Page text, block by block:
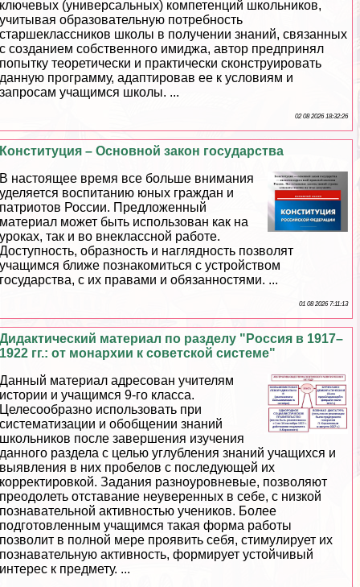
ключевых (универсальных) компетенций школьников,
учитывая образовательную потребность
старшеклассников школы в получении знаний, связанных
с созданием собственного имиджа, автор предпринял
попытку теоретически и пpaктически сконструировать
данную программу, адаптировав ее к условиям и
запросам учащимся школы. ...
02 08 2026 18:32:26
Конституция – Основной закон государства
В настоящее время все больше внимания
уделяется воспитанию юных граждан и
патриотов России. Предложенный
материал может быть использован как на
уроках, так и во внеклассной работе.
Доступность, образность и наглядность позволят
учащимся ближе познакомиться с устройством
государства, с их правами и обязанностями. ...
01 08 2026 7:11:13
Дидактический материал по разделу "Россия в 1917–
1922 гг.: от монархии к советской системе"
Данный материал адресован учителям
истории и учащимся 9-го класса.
Целесообразно использовать при
систематизации и обобщении знаний
школьников после завершения изучения
данного раздела с целью углубления знаний учащихся и
выявления в них пробелов с последующей их
корректировкой. Задания разноуровневые, позволяют
преодолеть отставание неуверенных в себе, с низкой
познавательной активностью учеников. Более
подготовленным учащимся такая форма работы
позволит в полной мере проявить себя, стимулирует их
познавательную активность, формирует устойчивый
интерес к предмету. ...